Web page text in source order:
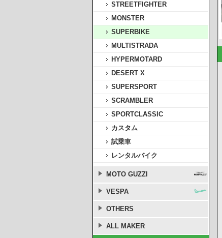
STREETFIGHTER
MONSTER
SUPERBIKE
MULTISTRADA
HYPERMOTARD
DESERT X
SUPERSPORT
SCRAMBLER
SPORTCLASSIC
カスタム
試乗車
レンタルバイク
MOTO GUZZI
VESPA
OTHERS
ALL MAKER